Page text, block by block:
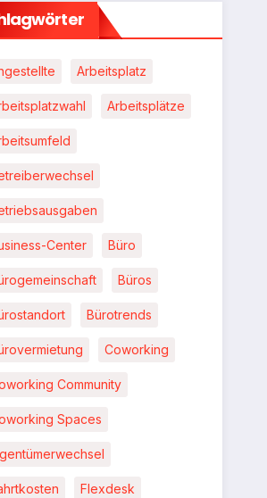
Arbeitsplatz
Arbeitsplätze
Center Büro
Büros
Bürotrends
Coworking
Community
Spaces
Flexdesk